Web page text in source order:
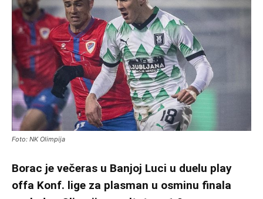
Foto: NK Olimpija
Borac je večeras u Banjoj Luci u duelu play
offa Konf. lige za plasman u osminu finala